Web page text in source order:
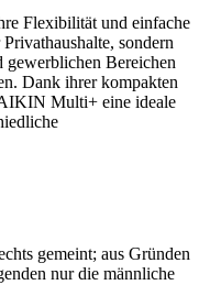
Flexibilität und einfache
sondern
Bereichen
Dank ihrer kompakten
Multi+ eine ideale
gemeint; aus Gründen
nur die männliche